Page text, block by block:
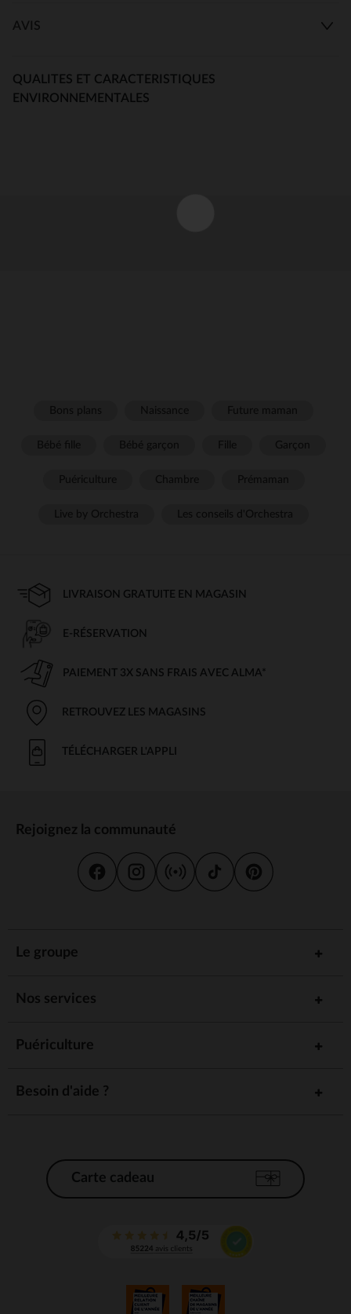
AVIS
QUALITES ET CARACTERISTIQUES
ENVIRONNEMENTALES
LIVRAISON GRATUITE EN MAGASIN
E-RÉSERVATION
PAIEMENT 3X SANS FRAIS AVEC ALMA*
RETROUVEZ LES MAGASINS
TÉLÉCHARGER L'APPLI
Rejoignez la communauté
Le groupe
Nos services
Puériculture
Besoin d'aide ?
Carte cadeau